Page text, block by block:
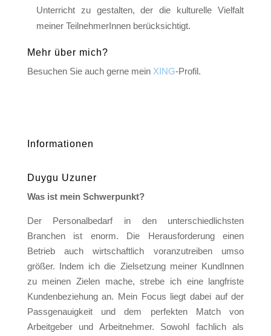
Unterricht zu gestalten, der die kulturelle Vielfalt
meiner TeilnehmerInnen berücksichtigt.
Mehr über mich?
Besuchen Sie auch gerne mein XING-Profil.
Informationen
Duygu Uzuner
Was ist mein Schwerpunkt?
Der Personalbedarf in den unterschiedlichsten
Branchen ist enorm. Die Herausforderung einen
Betrieb auch wirtschaftlich voranzutreiben umso
größer. Indem ich die Zielsetzung meiner KundInnen
zu meinen Zielen mache, strebe ich eine langfriste
Kundenbeziehung an. Mein Focus liegt dabei auf der
Passgenauigkeit und dem perfekten Match von
Arbeitgeber und Arbeitnehmer. Sowohl fachlich als